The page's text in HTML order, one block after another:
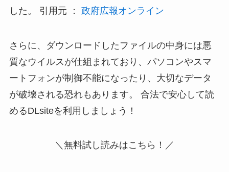
した。 引用元 ： 政府広報オンライン
さらに、ダウンロードしたファイルの中身には悪
質なウイルスが仕組まれており、 パソコンやスマ
ートフォンが制御不能になったり、大切なデータ
が破壊される恐れもあります。 合法で安心して読
めるDLsiteを利用しましょう！
＼無料試し読みはこちら！／